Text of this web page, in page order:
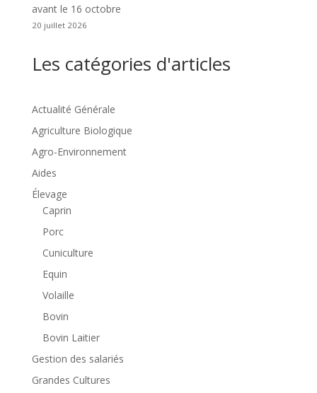
avant le 16 octobre
20 juillet 2026
Les catégories d'articles
Actualité Générale
Agriculture Biologique
Agro-Environnement
Aides
Élevage
Caprin
Porc
Cuniculture
Equin
Volaille
Bovin
Bovin Laitier
Gestion des salariés
Grandes Cultures